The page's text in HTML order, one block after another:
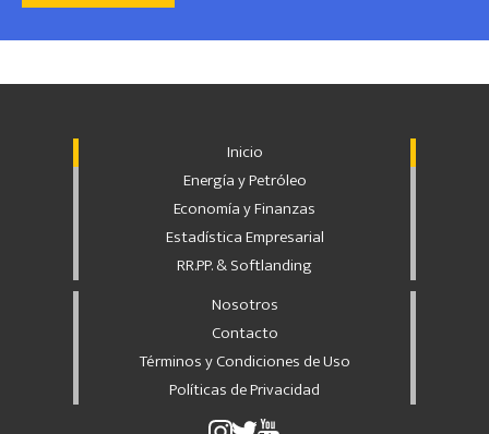
Inicio
Energía y Petróleo
Economía y Finanzas
Estadística Empresarial
RR.PP. & Softlanding
Nosotros
Contacto
Términos y Condiciones de Uso
Políticas de Privacidad